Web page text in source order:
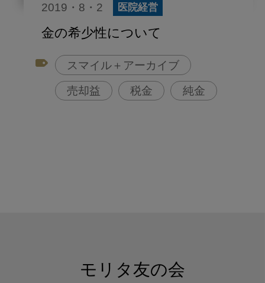
2019・8・2 医院経営
金の希少性について
スマイル＋アーカイブ
売却益 税金 純金
モリタ友の会